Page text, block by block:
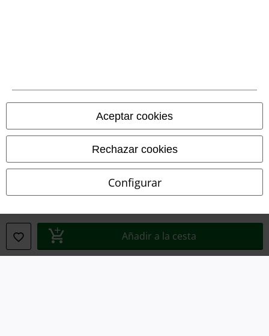
Aceptar cookies
Rechazar cookies
Configurar
Añadir a la cesta
Términos y Condiciones
Declaración de Conformidad